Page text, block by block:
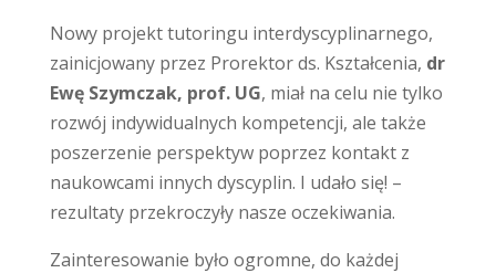
Nowy projekttutoringu interdyscyplinarnego,
zainicjowany przez Prorektor ds. Kształcenia, dr
Ewę Szymczak, prof. UG, miał na celu nie tylko
rozwój indywidualnych kompetencji, ale także
poszerzenie perspektyw poprzez kontakt z
naukowcami innych dyscyplin. I udało się! –
rezultaty przekroczyły nasze oczekiwania.
Zainteresowanie było ogromne, do każdej